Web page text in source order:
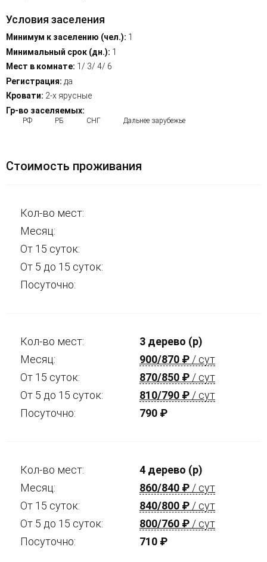
Условия заселения
Минимум к заселению (чел.): 1
Минимальный срок (дн.): 1
Мест в комнате: 1/ 3/ 4/ 6
Регистрация: да
Кровати: 2-х ярусные
Гр-во заселяемых:
РФ РБ СНГ Дальнее зарубежье
Стоимость проживания
Кол-во мест:
Месяц:
От 15 суток:
От 5 до 15 суток:
Посуточно:
Кол-во мест:
3 дерево (р)
Месяц:
900/870 ₽ / сут
От 15 суток:
870/850 ₽ / сут
От 5 до 15 суток:
810/790 ₽ / сут
Посуточно:
790 ₽
Кол-во мест:
4 дерево (р)
Месяц:
860/840 ₽ / сут
От 15 суток:
840/800 ₽ / сут
От 5 до 15 суток:
800/760 ₽ / сут
Посуточно:
710 ₽